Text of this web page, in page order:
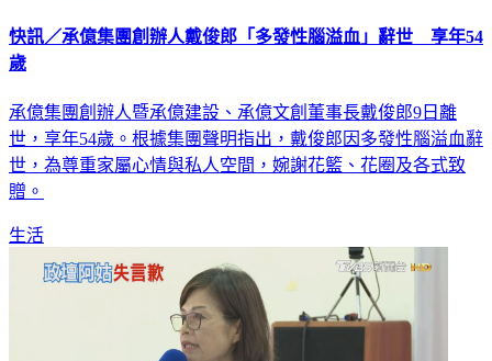
快訊／承億集團創辦人戴俊郎「多發性腦溢血」辭世 享年54
歲
承億集團創辦人暨承億建設、承億文創董事長戴俊郎9日離
世，享年54歲。根據集團聲明指出，戴俊郎因多發性腦溢血辭
世，為尊重家屬⼼情與私⼈空間，婉謝花籃、花圈及各式致
贈。
生活